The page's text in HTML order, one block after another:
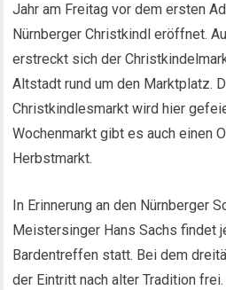
Jahr am Freitag vor dem ersten
Nürnberger Christkindl eröffnet.
erstreckt sich der
Altstadt rund um den Marktplatz.
Christkindlesmarkt wird hier
Wochenmarkt gibt es auch einen
Herbstmarkt.
In Erinnerung an den Nürnberger
Meistersinger Hans Sachs findet
Bardentreffen statt. Bei dem
der Eintritt nach alter Tradition